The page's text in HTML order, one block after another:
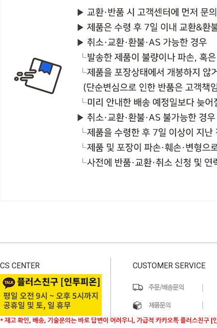
CS CENTER
* 재고 확인, 배송, 기술문의는 바로 답변이 어려우니, 가급적 카카오톡 플러스친구 [
CUSTOMER SERVICE